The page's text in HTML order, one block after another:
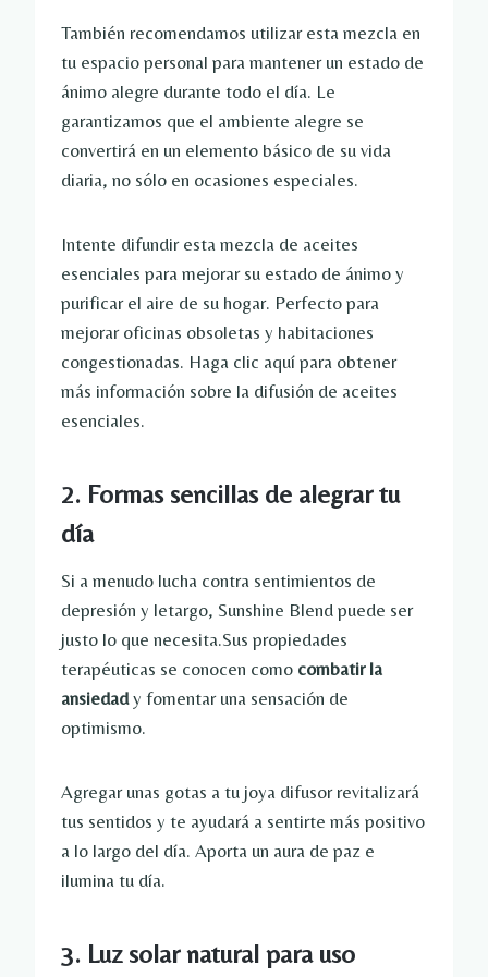
También recomendamos utilizar esta mezcla en
tu espacio personal para mantener un estado de
ánimo alegre durante todo el día. Le
garantizamos que el ambiente alegre se
convertirá en un elemento básico de su vida
diaria, no sólo en ocasiones especiales.
Intente difundir esta mezcla de aceites
esenciales para mejorar su estado de ánimo y
purificar el aire de su hogar. Perfecto para
mejorar oficinas obsoletas y habitaciones
congestionadas. Haga clic aquí para obtener
más información sobre la difusión de aceites
esenciales.
2. Formas sencillas de alegrar tu
día
Si a menudo lucha contra sentimientos de
depresión y letargo, Sunshine Blend puede ser
justo lo que necesita.Sus propiedades
terapéuticas se conocen como combatir la
ansiedady fomentar una sensación de
optimismo.
Agregar unas gotas a tu joya difusor revitalizará
tus sentidos y te ayudará a sentirte más positivo
a lo largo del día. Aporta un aura de paz e
ilumina tu día.
3. Luz solar natural para uso